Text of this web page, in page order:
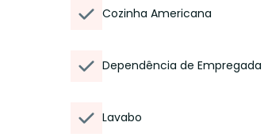
Cozinha Americana
Dependência de Empregada
Lavabo